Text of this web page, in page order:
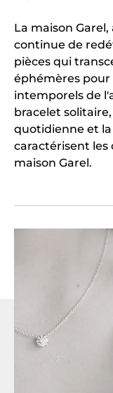
La maison Garel,
continue de
pièces qui
éphémères
intemporels de
bracelet
quotidienne et
caractérisent les
maison Garel.